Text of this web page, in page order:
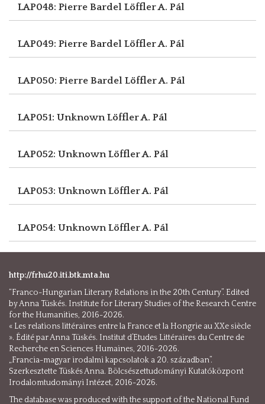
LAP048: Pierre Bardel Löffler A. Pál
LAP049: Pierre Bardel Löffler A. Pál
LAP050: Pierre Bardel Löffler A. Pál
LAP051: UnknownLöffler A. Pál
LAP052: UnknownLöffler A. Pál
LAP053: UnknownLöffler A. Pál
LAP054: UnknownLöffler A. Pál
http://frhu20.iti.btk.mta.hu
“Franco-Hungarian Literary Relations in the 20th Century”. Edited
by Anna Tüskés. Institute for Literary Studies of the Research Centre
for the Humanities, 2016-2026.
« Les relations littéraires entre la France et la Hongrie au XXe siècle
». Édité par Anna Tüskés. Institut d’Etudes Littéraires du Centre de
Recherche en Sciences Humaines, 2016-2026.
„Francia-magyar irodalmi kapcsolatok a 20. században”.
Szerkesztette Tüskés Anna. Bölcsészettudományi Kutatóközpont
Irodalomtudományi Intézet, 2016-2026.
The database was produced with the support of the National Fund